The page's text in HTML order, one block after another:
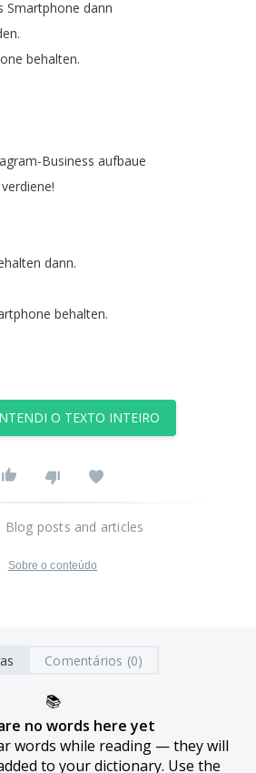
Smartphone dann
.
behalten.
Business aufbaue
verdiene!
dann.
behalten.
O TEXTO INTEIRO
Blog posts and articles
Sobre o conteúdo
Comentários (0)
📚
no words here yet
words while reading — they will
to your dictionary. Use the